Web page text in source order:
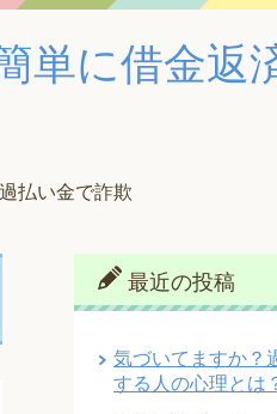
単に借金返
過払い金で詐欺
最近の投稿
気づいてますか？
する人の心理とは